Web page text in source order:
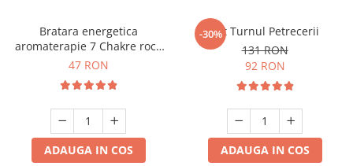
Bratara energetica
aromaterapie 7 Chakre roca
vulcanica
47 RON
ADAUGA IN COS
-30%Set Turnul Petrecerii
131 RON
92 RON
ADAUGA IN COS